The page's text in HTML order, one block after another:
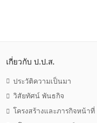
เกี่ยวกับ ป.ป.ส.
ประวัติความเป็นมา
วิสัยทัศน์ พันธกิจ
โครงสร้างและภารกิจหน้าที่